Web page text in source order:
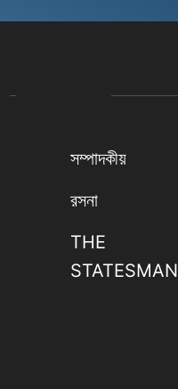
সম্পাদকীয়
রসনা
THE
STATESMAN